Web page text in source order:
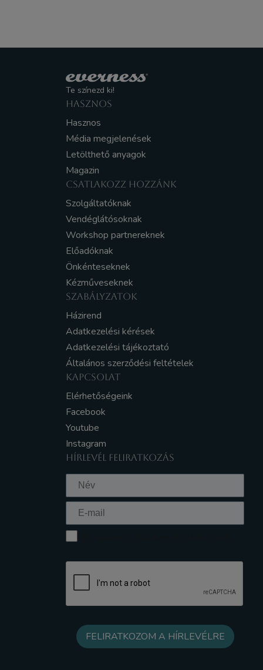
Te színezd ki!
HASZNOS
Hasznos
Média megjelenések
Letölthető anyagok
Magazin
CSATLAKOZZ HOZZÁNK
Szolgáltatóknak
Vendéglátósoknak
Workshop partnereknek
Előadóknak
Önkénteseknek
Kézműveseknek
SZABÁLYZATOK
Házirend
Adatkezelési kérések
Adatkezelési tájékoztató
Általános szerződési feltételek
KAPCSOLAT
Elérhetőségeink
Facebook
Youtube
Instagram
HÍRLEVÉL FELIRATKOZÁS